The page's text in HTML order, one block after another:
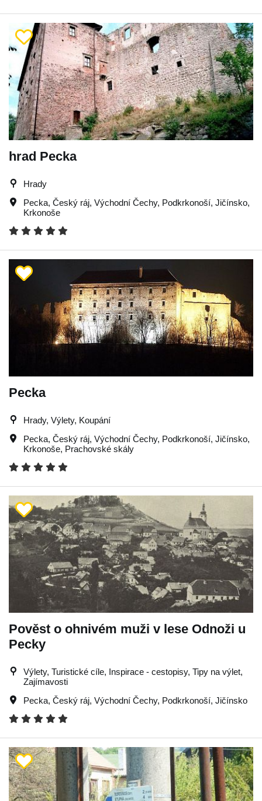
hrad Pecka
Hrady
Pecka, Český ráj, Východní Čechy, Podkrkonoší, Jičínsko,
Krkonoše
Pecka
Hrady, Výlety, Koupání
Pecka, Český ráj, Východní Čechy, Podkrkonoší, Jičínsko,
Krkonoše, Prachovské skály
Pověst o ohnivém muži v lese Odnoži u
Pecky
Výlety, Turistické cíle, Inspirace - cestopisy, Tipy na výlet,
Zajímavosti
Pecka, Český ráj, Východní Čechy, Podkrkonoší, Jičínsko